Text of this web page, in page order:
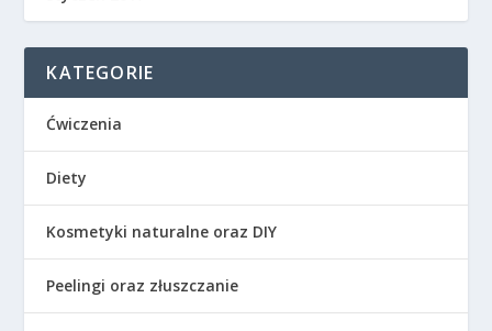
KATEGORIE
Ćwiczenia
Diety
Kosmetyki naturalne oraz DIY
Peelingi oraz złuszczanie